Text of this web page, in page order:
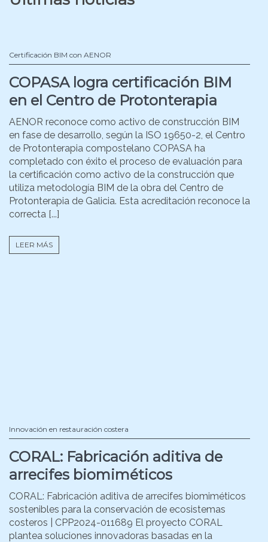
Certificación BIM con AENOR
COPASA logra certificación BIM
en el Centro de Protonterapia
AENOR reconoce como activo de construcción BIM
en fase de desarrollo, según la ISO 19650-2, el Centro
de Protonterapia compostelano COPASA ha
completado con éxito el proceso de evaluación para
la certificación como activo de la construcción que
utiliza metodología BIM de la obra del Centro de
Protonterapia de Galicia. Esta acreditación reconoce la
correcta [...]
LEER MÁS
Innovación en restauración costera
CORAL: Fabricación aditiva de
arrecifes biomiméticos
CORAL: Fabricación aditiva de arrecifes biomiméticos
sostenibles para la conservación de ecosistemas
costeros | CPP2024-011689 El proyecto CORAL
plantea soluciones innovadoras basadas en la